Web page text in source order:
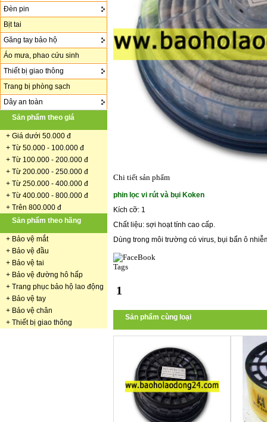
Đèn pin
Bịt tai
Găng tay bảo hộ
Áo mưa, phao cứu sinh
Thiết bị giao thông
Trang bị phòng sạch
Dây an toàn
Sản phẩm theo giá
+ Giá dưới 50.000 đ
+ Từ 50.000 - 100.000 đ
+ Từ 100.000 - 200.000 đ
+ Từ 200.000 - 250.000 đ
+ Từ 250.000 - 400.000 đ
+ Từ 400.000 - 800.000 đ
+ Trên 800.000 đ
Sản phẩm theo hãng
+ Bảo vệ mắt
+ Bảo vệ đầu
+ Bảo vệ tai
+ Bảo vệ đường hô hấp
+ Trang phục bảo hộ lao động
+ Bảo vệ tay
+ Bảo vệ chân
+ Thiết bị giao thông
Chi tiết sản phẩm
phin lọc vi rút và bụi Koken
Kích cỡ: 1
Chất liệu: sợi hoạt tính cao cấp.
Dùng trong môi trường có virus, bụi bẩn ô
Tags
1
Sản phẩm cùng loại